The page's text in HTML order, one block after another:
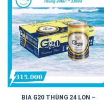
BIA G20 THÙNG 24 LON –